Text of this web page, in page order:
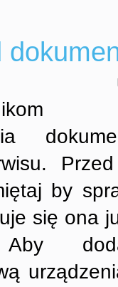
by
się ona
Aby